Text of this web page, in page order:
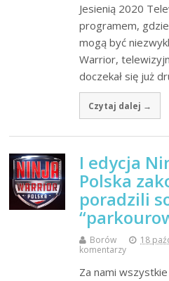
Jesienią 2020
programem,
mogą być
Warrior,
doczekał się już
Czytaj dalej →
I edycja
Polska
poradzili
Borów 18
komentarzy
Za nami